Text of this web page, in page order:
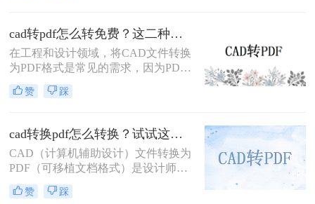
CAD转PDF怎么转呢？本文将介绍两
种将CAD文件转换为PDF的方法。
cad转pdf怎么转免费？这二种转换方法帮你解决！
在工程和设计领域，将CAD文件转换
为PDF格式是常见的需求，因为PDF
格式便于查看、分享和打印。那么cad
转pdf怎么转免费呢？本文将介绍两种
松完成CAD转PDF的任务。
赞 踩
cad转换pdf怎么转换？试试这二种实用方法！
CAD（计算机辅助设计）文件转换为
PDF（可移植文档格式）是设计师和
工程师在日常工作中经常遇到的需
求。PDF格式因其良好的兼容性和易
赞 踩